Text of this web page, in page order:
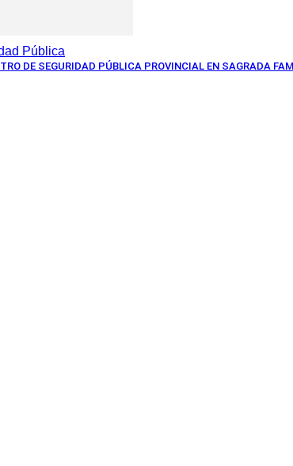
Pública
DE SEGURIDAD PÚBLICA PROVINCIAL EN SAGRADA